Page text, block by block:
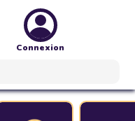
Connexion